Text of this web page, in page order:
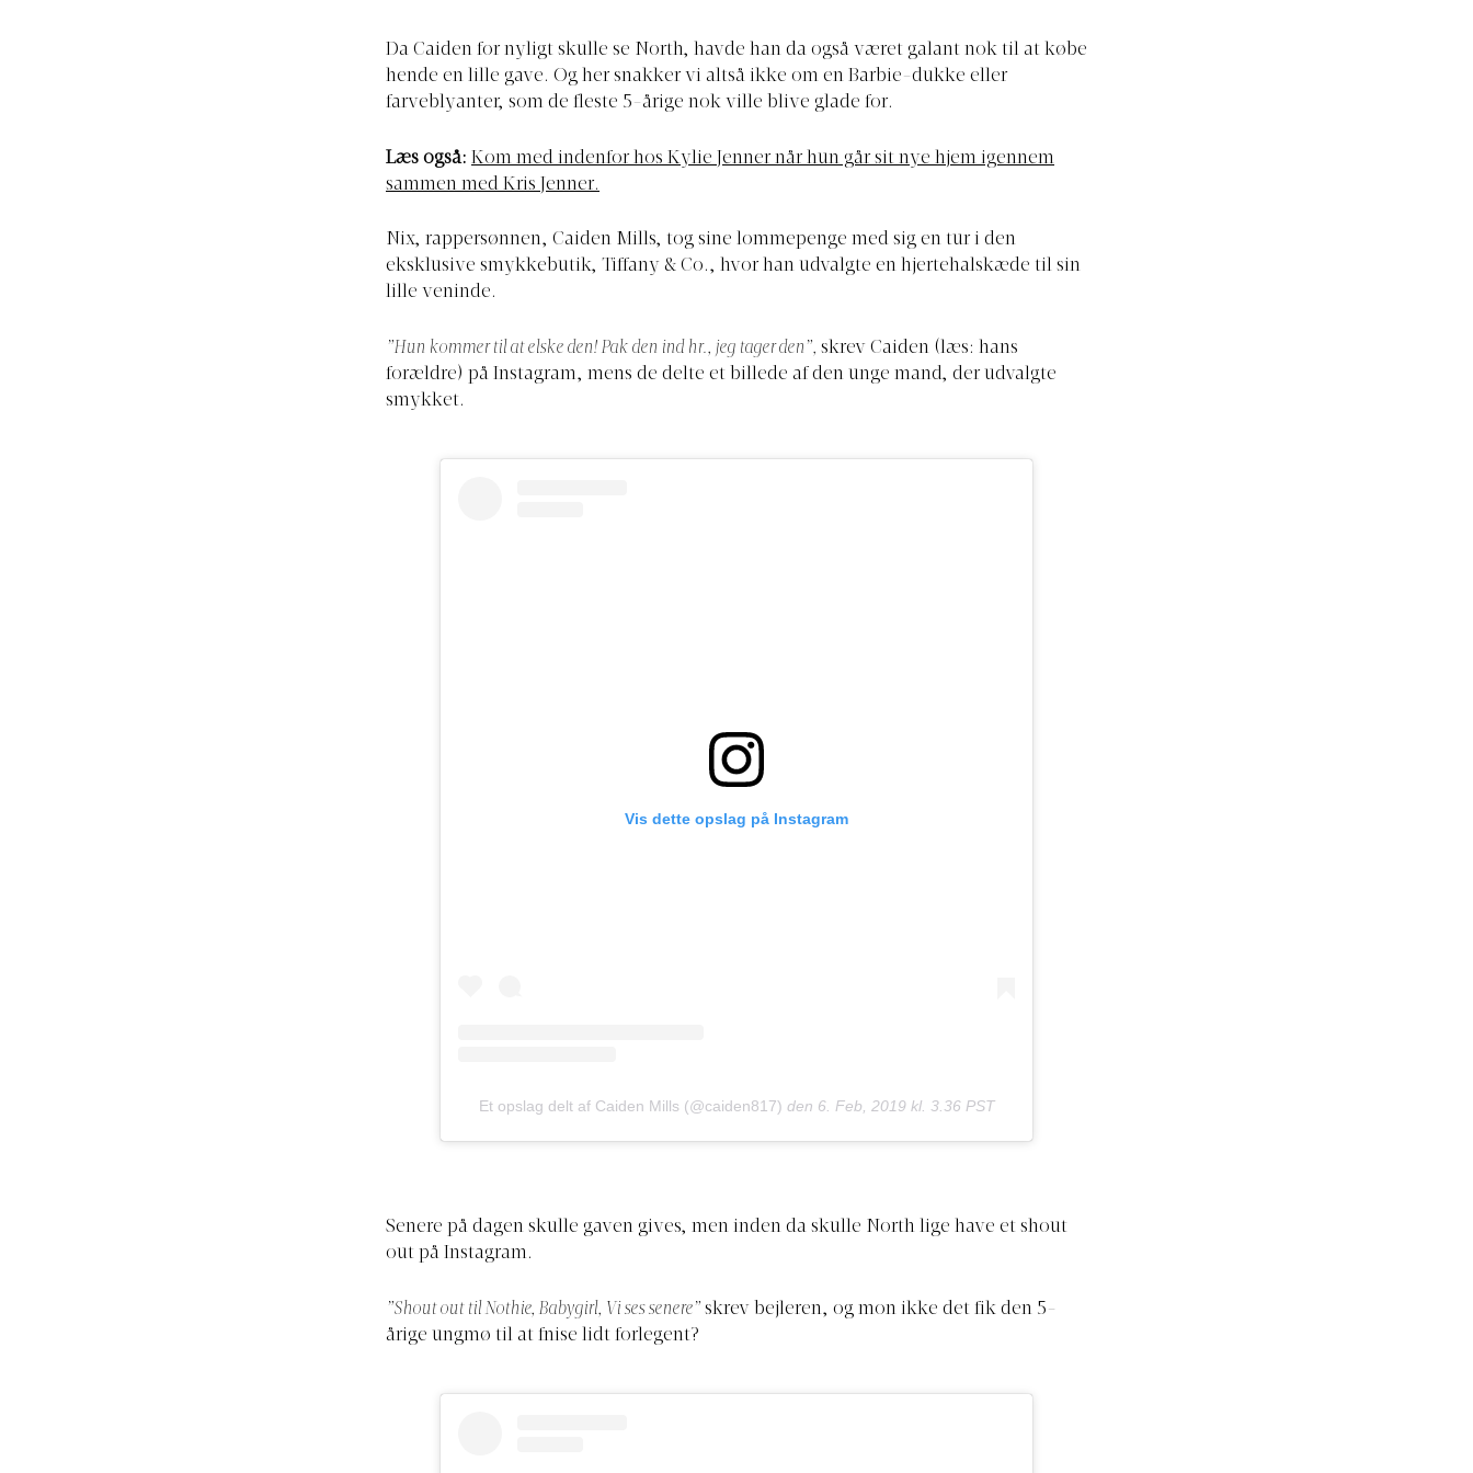
Da Caiden for nyligt skulle se North, havde han da også været galant nok til at købe
hende en lille gave. Og her snakker vi altså ikke om en Barbie-dukke eller
farveblyanter, som de fleste 5-årige nok ville blive glade for.
Læs også: Kom med indenfor hos Kylie Jenner når hun går sit nye hjem igennem
sammen med Kris Jenner.
Nix, rappersønnen, Caiden Mills, tog sine lommepenge med sig en tur i den
eksklusive smykkebutik, Tiffany & Co., hvor han udvalgte en hjertehalskæde til sin
lille veninde.
”Hun kommer til at elske den! Pak den ind hr., jeg tager den”, skrev Caiden (læs: hans
forældre) på Instagram, mens de delte et billede af den unge mand, der udvalgte
smykket.
Vis dette opslag på Instagram
Et opslag delt af Caiden Mills (@caiden817) den 6. Feb, 2019 kl. 3.36 PST
Senere på dagen skulle gaven gives, men inden da skulle North lige have et shout
out på Instagram.
”Shout out til Nothie, Babygirl, Vi ses senere” skrev bejleren, og mon ikke det fik den 5-
årige ungmø til at fnise lidt forlegent?